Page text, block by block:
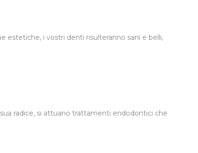
estetiche, i vostri denti risulteranno sani e belli,
radice, si attuano trattamenti endodontici che